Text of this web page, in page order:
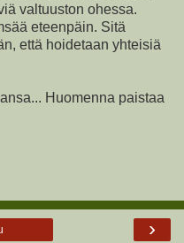
valtuuston ohessa.
eteenpäin. Sitä
että hoidetaan yhteisiä
Huomenna paistaa
›